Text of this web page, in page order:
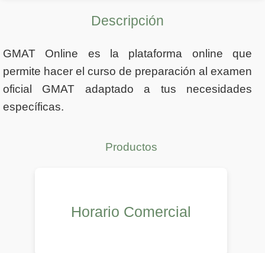
Descripción
GMAT Online es la plataforma online que
permite hacer el curso de preparación al examen
oficial GMAT adaptado a tus necesidades
específicas.
Productos
Horario Comercial